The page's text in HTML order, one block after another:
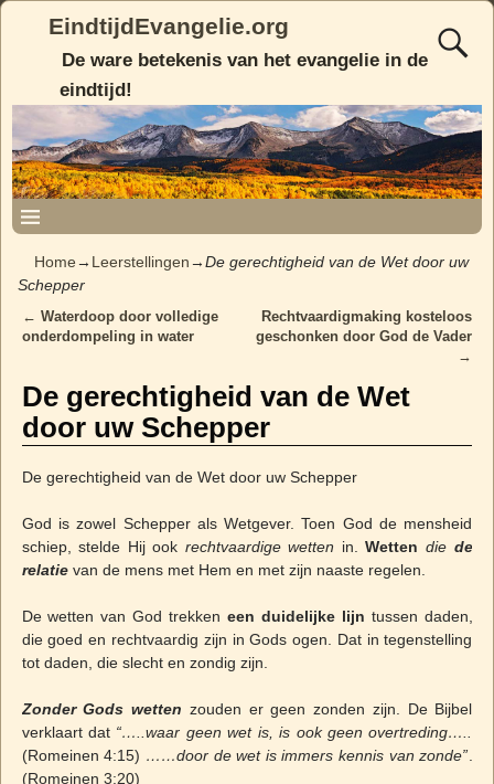
EindtijdEvangelie.org
De ware betekenis van het evangelie in de
eindtijd!
Home→ Leerstellingen→De gerechtigheid van de Wet door uw
Schepper
Post navigation
← Waterdoop door volledige
onderdompeling in water
Rechtvaardigmaking kosteloos
geschonken door God de Vader
→
De gerechtigheid van de Wet
door uw Schepper
De gerechtigheid van de Wet door uw Schepper
God is zowel Schepper als Wetgever. Toen God de mensheid
schiep, stelde Hij ook rechtvaardige wetten in. Wetten die de
relatie van de mens met Hem en met zijn naaste regelen.
De wetten van God trekken een duidelijke lijn tussen daden,
die goed en rechtvaardig zijn in Gods ogen. Dat in tegenstelling
tot daden, die slecht en zondig zijn.
Zonder Gods wetten zouden er geen zonden zijn. De Bijbel
verklaart dat “…..waar geen wet is, is ook geen overtreding…..
(Romeinen 4:15) ……door de wet is immers kennis van zonde”.
(Romeinen 3:20)